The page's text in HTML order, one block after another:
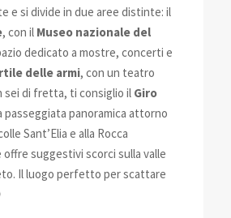
e si divide in due aree distinte: il
, con il Museo nazionale del
dedicato a mostre, concerti e
delle armi, con un teatro
sei di fretta, ti consiglio il Giro
passeggiata panoramica attorno
Sant’Elia e alla Rocca
offre suggestivi scorci sulla valle
Il luogo perfetto per scattare